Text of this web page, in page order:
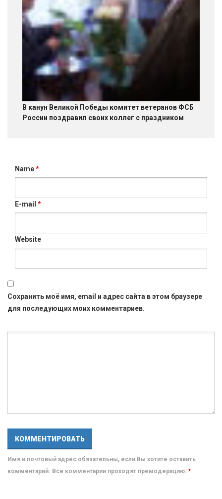
В канун Великой Победы комитет ветеранов ФСБ
России поздравил своих коллег с праздником
Name*
E-mail *
Website
Сохранить моё имя, email и адрес сайта в этом браузере
для последующих моих комментариев.
Имя и почтовый адрес обязательны, если Вы хотите оставить
комментарий. Все комментарии проходят премодерацию. *